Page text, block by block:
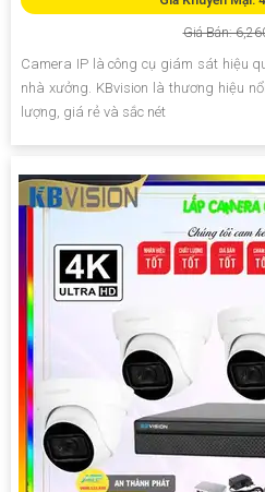
Giá Bán:
Camera IP là công cụ giám sát hiệu
nhà xưởng. KBvision là thương hiệu
lượng, giá rẻ và sắc nét